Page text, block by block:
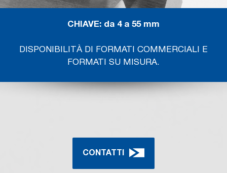
CHIAVE: da 4 a 55 mm
DISPONIBILITÀ DI FORMATI COMMERCIALI E
FORMATI SU MISURA.
CONTATTI